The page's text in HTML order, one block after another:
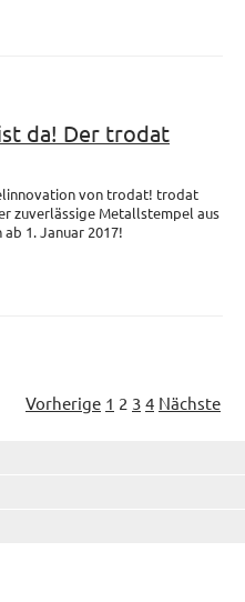
da! Der trodat
von trodat! trodat
zuverlässige Metallstempel aus
1. Januar 2017!
Vorherige 1 2 3 4 Nächste